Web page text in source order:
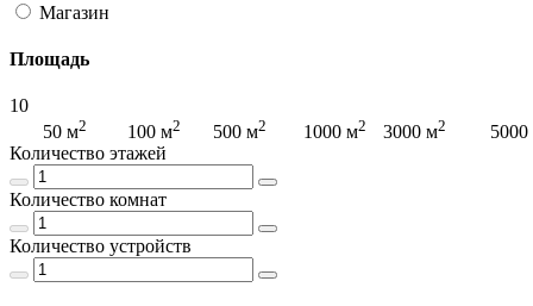
Магазин
Площадь
10
50 м2 100 м2 500 м2 1000 м2 3000 м2
Количество этажей
Количество комнат
Количество устройств